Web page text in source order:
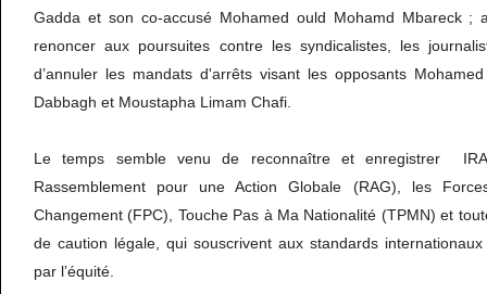
Gadda et son co-accusé Mohamed ould Mohamd Mbareck ;
renoncer aux poursuites contre les syndicalistes, les
d’annuler les mandats d'arrêts visant les opposants
Dabbagh et Moustapha Limam Chafi.
Le temps semble venu de reconnaître et enregistrer
Rassemblement pour une Action Globale (RAG), les
Changement (FPC), Touche Pas à Ma Nationalité (TPMN) et
de caution légale, qui souscrivent aux standards
par l’équité.